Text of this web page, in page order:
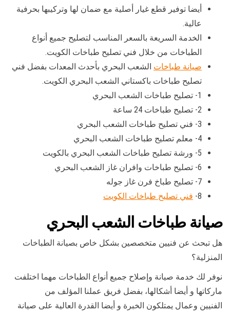
أيضا توفير قطع غيار أصلية مع ضمان لها وتركيبها بحرفية
عالية.
الخدمة السريعة بالسعر المناسب لتصليح جميع أنواع
الطباخات من خلال فني تصليح طباخات الكويت.
صيانة طباخات الشعب البحري بأحدث المعدات بفضل فني
تصليح طباخات باكستاني الشعب البحري الكويت.
1- تصليح طباخات الشعب البحري
2- تصليح طباخات 24 ساعة
3- فني تصليح طباخات الشعب البحري
4- معلم تصليح طباخات الشعب البحري
5- ورشة تصليح طباخات الشعب البحري بالكويت
6- تصليح طباخات وافران غاز الشعب البحري
7- تصليح طباخ فرن غاز جوله
8- فني تصليح طباخات الكويت
صيانة طباخات الشعب البحري
هل تبحث عن فنيين متخصصين بشكل خاص بصيانة الطباخات
المنزلية؟
نوفر لك خدمة صيانة وإصلاح جميع أنواع الطباخات مهما اختلفت
ماركاتها و أيضا أشكالها، بفضل فريق عملنا المؤلف من
الفنيين وعمال يمتلكون الخبرة و أيضا القدرة العالية على صيانة